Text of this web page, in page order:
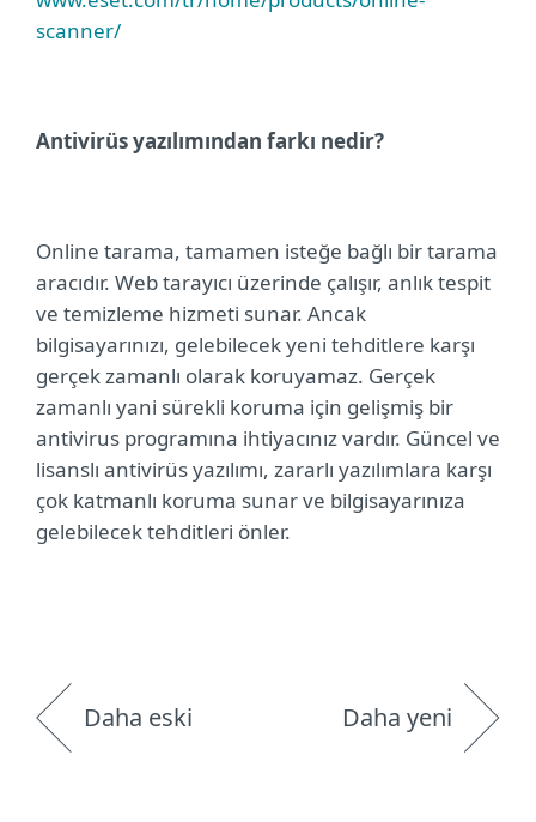
scanner/
Antivirüs yazılımından farkı nedir?
Online tarama, tamamen isteğe bağlı bir tarama
aracıdır. Web tarayıcı üzerinde çalışır, anlık tespit
ve temizleme hizmeti sunar. Ancak
bilgisayarınızı, gelebilecek yeni tehditlere karşı
gerçek zamanlı olarak koruyamaz. Gerçek
zamanlı yani sürekli koruma için gelişmiş bir
antivirus programına ihtiyacınız vardır. Güncel ve
lisanslı antivirüs yazılımı, zararlı yazılımlara karşı
çok katmanlı koruma sunar ve bilgisayarınıza
gelebilecek tehditleri önler.
Daha eski Daha yeni